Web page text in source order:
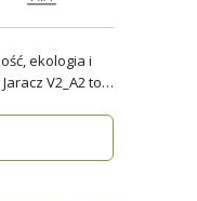
ekologia i